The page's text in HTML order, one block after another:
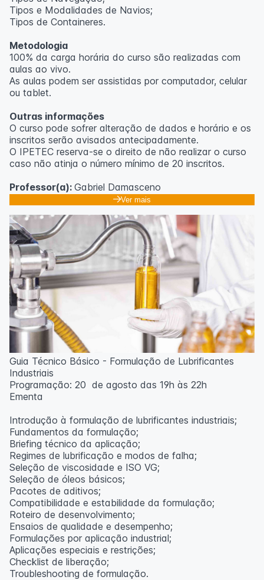
Outras informações
inscritos serão avisados ​​antecipadamente.
O IPETEC reserva-se o direito de não realizar o curso
caso não atinja o número mínimo de 20 inscritos.
Professora:
Tipos e Modalidades de Navios;
Tipos de Containeres.
Metodologia
100% da carga horária do curso são realizadas com
aulas ao vivo.
As aulas podem ser assistidas por computador, celular
ou tablet.
Outras informações
O curso pode sofrer alteração de dados e horário e os
inscritos serão avisados ​​antecipadamente.
O IPETEC reserva-se o direito de não realizar o curso
caso não atinja o número mínimo de 20 inscritos.
Professor(a): Gabriel Damasceno
Ver mais
Guia Técnico Básico - Formulação de Lubrificantes
Industriais
Programação: 20 de agosto das 19h às 22h
Ementa
Introdução à formulação de lubrificantes industriais;
Fundamentos da formulação;
Briefing técnico da aplicação;
Regimes de lubrificação e modos de falha;
Seleção de viscosidade e ISO VG;
Seleção de óleos básicos;
Pacotes de aditivos;
Compatibilidade e estabilidade da formulação;
Roteiro de desenvolvimento;
Ensaios de qualidade e desempenho;
Formulações por aplicação industrial;
Aplicações especiais e restrições;
Checklist de liberação;
Troubleshooting de formulação.